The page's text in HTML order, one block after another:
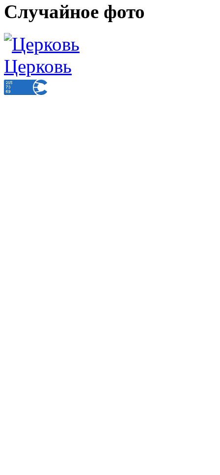
Случайное фото
Церковь